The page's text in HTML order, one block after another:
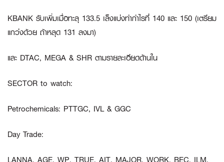
KBANK รับเพิ่มเมื่อทะลุ 133.5 เล็งแบ่งทำกำไรที่ 140 และ 150 (เตรียม
แกว่งด้วย ถ้าหลุด 131 ลงมา)
และ DTAC, MEGA &SHR ตามรายละเอียดด้านใน
SECTOR to watch:
Petrochemicals: PTTGC, IVL & GGC
Day Trade: